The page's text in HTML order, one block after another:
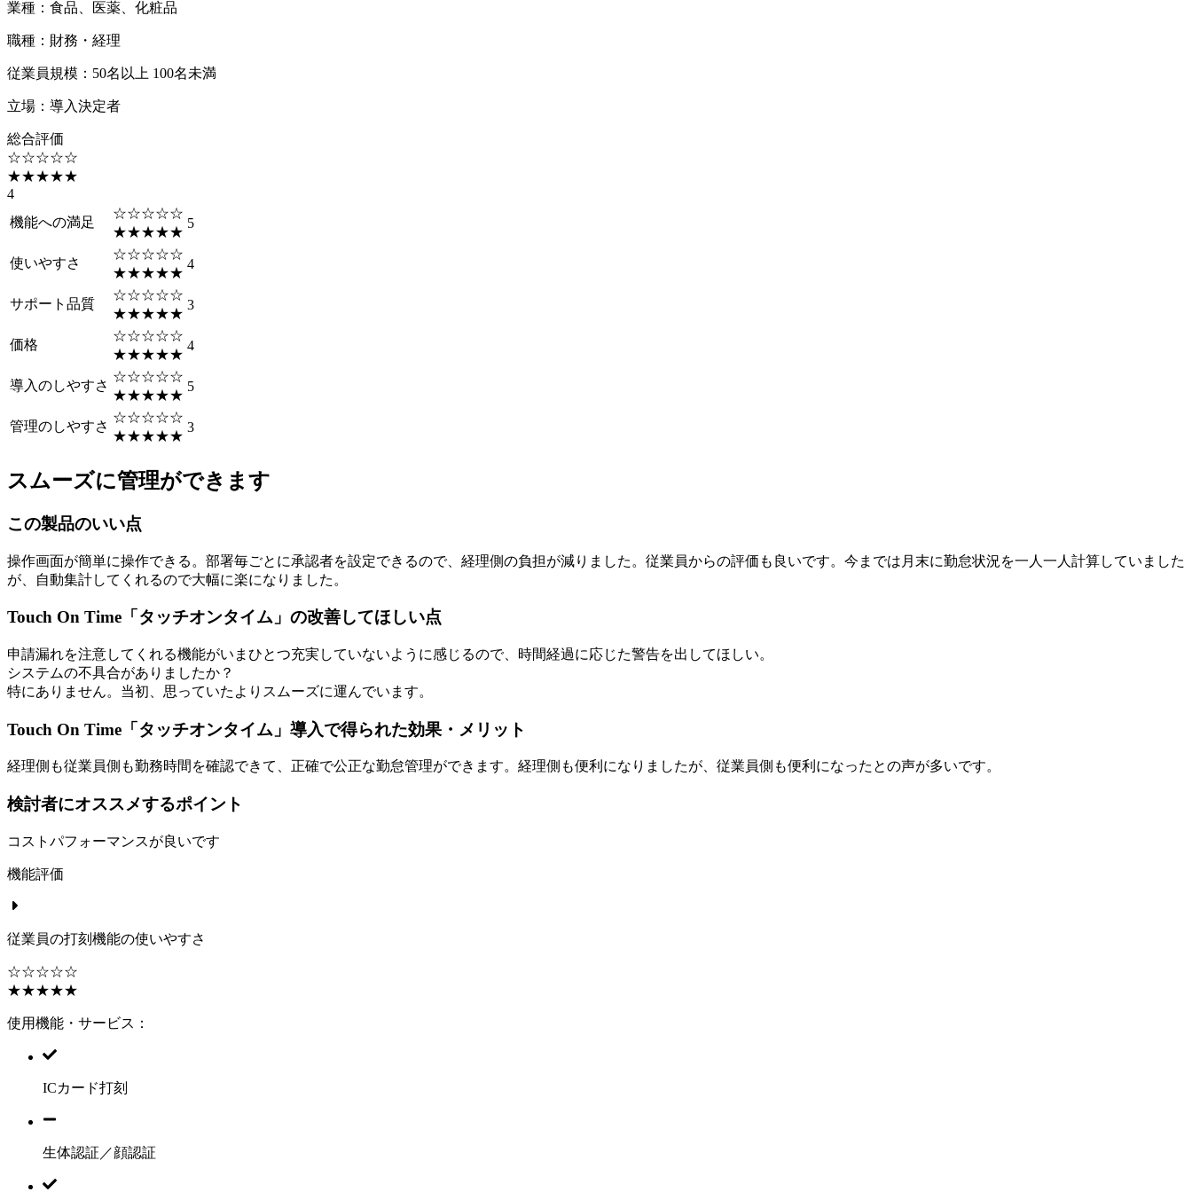
業種 ： 食品、医薬、化粧品
職種 ： 財務・経理
従業員規模 ： 50名以上 100名未満
立場 ： 導入決定者
総合評価
☆☆☆☆☆
★★★★★
4
機能への満足
☆☆☆☆☆
★★★★★
5
使いやすさ
☆☆☆☆☆
★★★★★
4
サポート品質
☆☆☆☆☆
★★★★★
3
価格
☆☆☆☆☆
★★★★★
4
導入のしやすさ
☆☆☆☆☆
★★★★★
5
管理のしやすさ
☆☆☆☆☆
★★★★★
3
スムーズに管理ができます
この製品のいい点
操作画面が簡単に操作できる。部署毎ごとに承認者を設定できるので、経理側の負担が減りました。従業員からの評価も良いです。今までは月末に勤怠状況を一人一人計算していました
が、自動集計してくれるので大幅に楽になりました。
Touch On Time「タッチオンタイム」の改善してほしい点
申請漏れを注意してくれる機能がいまひとつ充実していないように感じるので、時間経過に応じた警告を出してほしい。
システムの不具合がありましたか？
特にありません。当初、思っていたよりスムーズに運んでいます。
Touch On Time「タッチオンタイム」導入で得られた効果・メリット
経理側も従業員側も勤務時間を確認できて、正確で公正な勤怠管理ができます。経理側も便利になりましたが、従業員側も便利になったとの声が多いです。
検討者にオススメするポイント
コストパフォーマンスが良いです
機能評価
従業員の打刻機能の使いやすさ
☆☆☆☆☆
★★★★★
使用機能・サービス：
ICカード打刻
生体認証／顔認証